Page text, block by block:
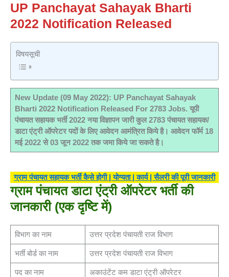
UP Panchayat Sahayak Bharti
2022 Notification Released
विषयसूची
New Update (09 May 2022): UP Panchayat Sahayak
Bharti 2022 Notification Released For 2783 Jobs. यूपी
पंचायत सहायक भर्ती 2022 नया विज्ञापन जारी कुल 2783 पंचायत सहायक/
डाटा एंट्री ऑपरेटर पदों के लिए आवेदन आमंत्रित किये है। आवेदन फॉर्म 18
मई 2022 से 03 जून 2022 तक जमा किये जा सकते है।
ग्राम पंचायत सहायक भर्ती कैसे होगी | योग्यता | कार्य | सैलरी की पूरी जानकारी
ग्राम पंचायत डाटा एंट्री ऑपरेटर भर्ती की
जानकारी (एक दृष्टि में)
विभाग का नाम उत्तर प्रदेश पंचायती राज विभाग
भर्ती बोर्ड का नाम उत्तर प्रदेश पंचायती राज विभाग
पद का नाम अकाउंटेंट कम डाटा एंट्री ऑपरेटर